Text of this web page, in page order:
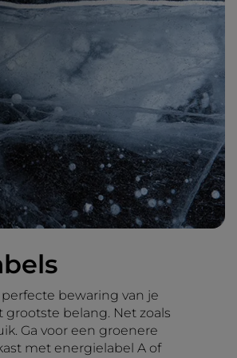
bewaring van je
belang. Net zoals
Ga voor een groenere
met energielabel A of